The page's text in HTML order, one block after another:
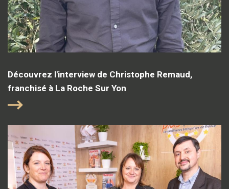
Découvrez l'interview de Christophe Remaud,
franchisé à La Roche Sur Yon